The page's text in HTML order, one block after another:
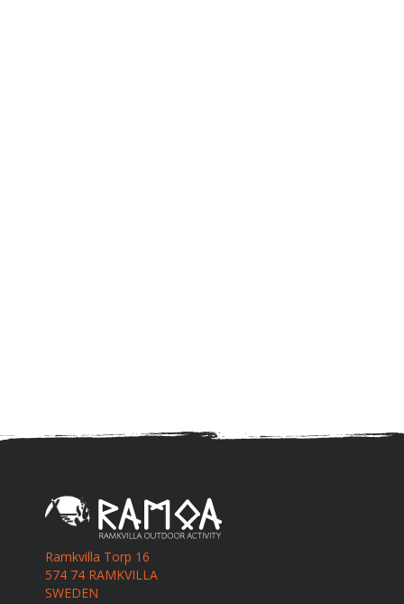
Ramkvilla Torp 16
574 74 RAMKVILLA
SWEDEN